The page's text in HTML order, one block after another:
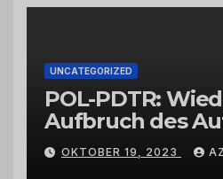
UNCATEGORIZED
POL-PDTR:
Aufbruch des
Hermeskeil am
OKTOBER 19, 2023